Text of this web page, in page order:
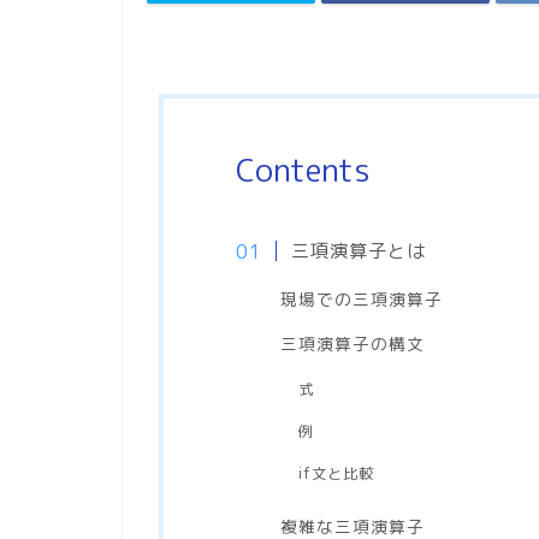
Contents
三項演算子とは
現場での三項演算子
三項演算子の構文
式
例
if文と比較
複雑な三項演算子